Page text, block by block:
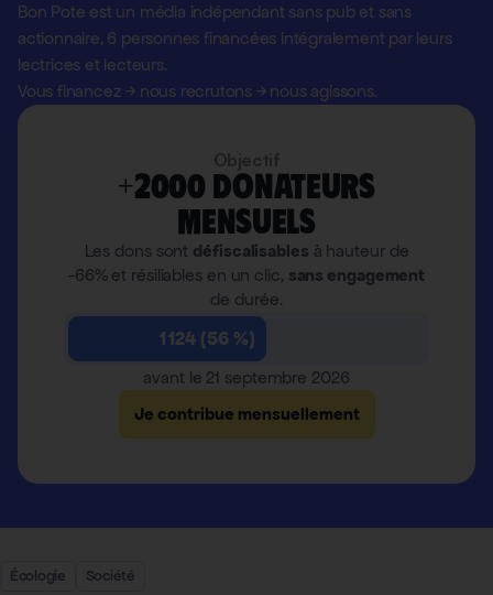
Bon Pote est un média indépendant sans pub et sans
actionnaire, 6 personnes financées intégralement par leurs
lectrices et lecteurs.
Vous financez→ nous recrutons →nous agissons.
+2000 donateurs
mensuels
Les dons sont défiscalisables à hauteur de
-66% et résiliables en un clic, sans engagement
de durée.
1 124 (56 %)
avant le 21 septembre 2026
Je contribue mensuellement
Écologie Société